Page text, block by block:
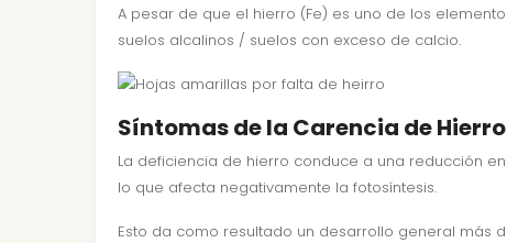
A pesar de que el hierro (Fe) es uno de los
suelos alcalinos / suelos con exceso de calcio.
Síntomas de la Carencia de
La deficiencia de hierro conduce a una reducción
lo que afecta negativamente la fotosíntesis.
Esto da como resultado un desarrollo general más